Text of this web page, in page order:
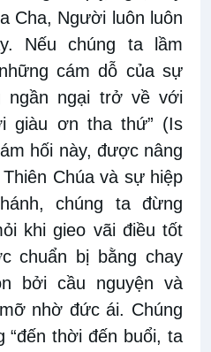
Cha, Người luôn luôn
Nếu chúng ta lầm
cám dỗ của sự
ngần ngại trở về với
giàu ơn tha thứ” (Is
hối này, được nâng
Chúa và sự hiệp
chúng ta đừng
khi gieo vãi điều tốt
chuẩn bị bằng chay
bởi cầu nguyện và
nhờ đức ái. Chúng
“đến thời đến buổi, ta